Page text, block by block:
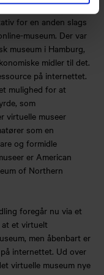
for en anden slags
museum. Der var
museum i Hamburg,
midler til det.
på internettet.
mulighed for at
som
virtuelle museer
som en
og formidle
er American
of Northern
foregår nu via et
at et virtuelt
men åbenbart er
internettet. Ud over
virtuelle museum nye